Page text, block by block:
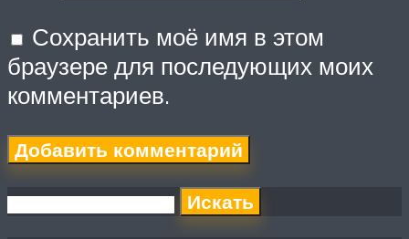
Сохранить моё имя в этом
браузере для последующих моих
комментариев.
Искать